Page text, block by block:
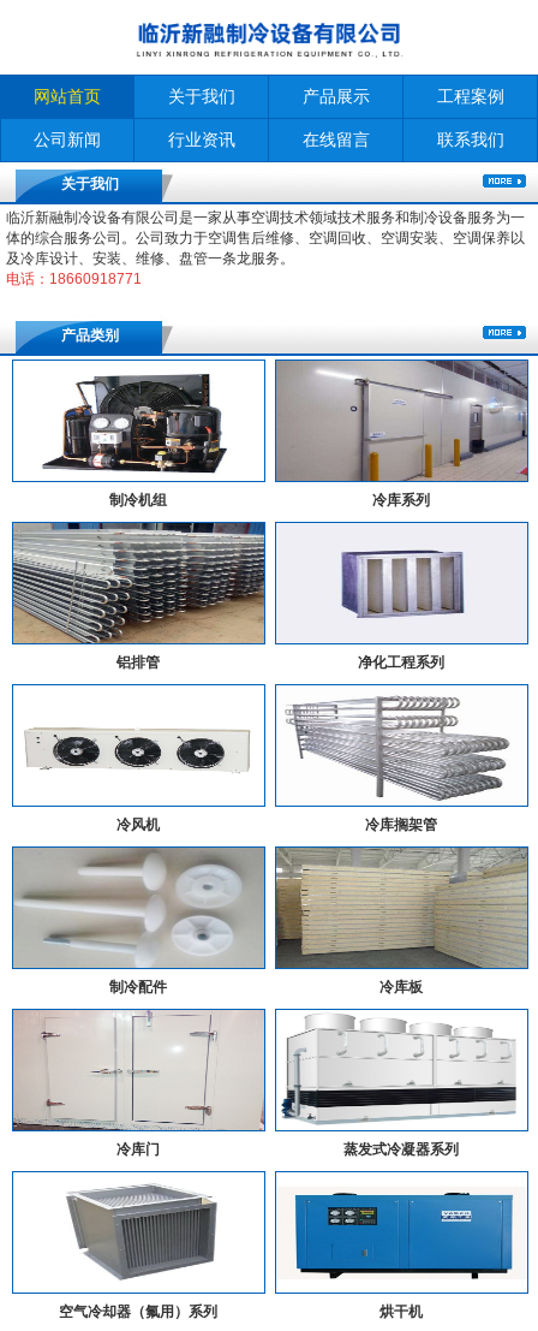
网站首页 关于我们 产品展示 工程案例
公司新闻 行业资讯 在线留言 联系我们
关于我们
临沂新融制冷设备有限公司是一家从事空调技术领域技术服务和制冷设备服务为一
体的综合服务公司。公司致力于空调售后维修、空调回收、空调安装、空调保养以
及冷库设计、安装、维修、盘管一条龙服务。
电话：18660918771
产品类别
制冷机组 冷库系列
铝排管 净化工程系列
冷风机 冷库搁架管
制冷配件 冷库板
冷库门 蒸发式冷凝器系列
空气冷却器（氟用）系列 烘干机